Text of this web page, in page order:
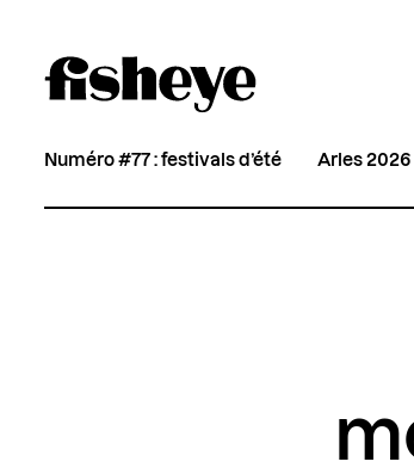
Numéro #77 : festivals d’été Arles 2026